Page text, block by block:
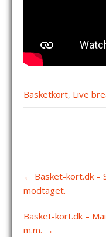
Basketkort, Live
navigation
← Basket-kort.dk –
modtaget.
Basket-kort.dk –
m.m. →